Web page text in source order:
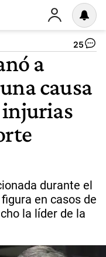
25
a
causa
durante el
en casos de
la líder de la